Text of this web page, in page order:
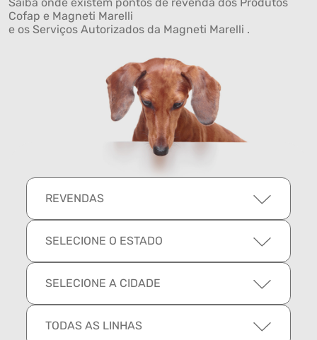
Saiba onde existem pontos de revenda dos Produtos
Cofap e Magneti Marelli
e os Serviços Autorizados da Magneti Marelli .
REVENDAS
SELECIONE O ESTADO
SELECIONE A CIDADE
TODAS AS LINHAS